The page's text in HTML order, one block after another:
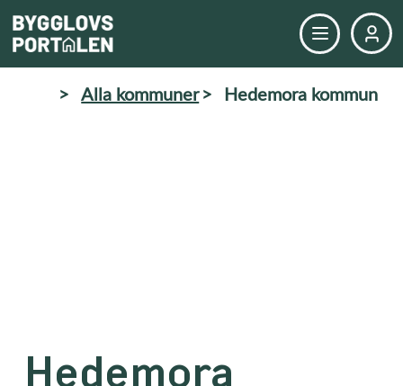
> Alla kommuner> Hedemora kommun
Hedemora